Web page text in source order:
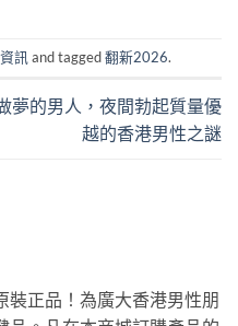
訊 and tagged翻新2026.
夢的男人，夜間勃起質量優
越的香港男性之謎
裝正品！為廣大香港男性朋